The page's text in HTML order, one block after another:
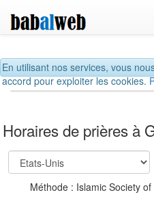
En utilisant nos services, vous
accord pour exploiter les cookies.
Horaires de prières à
Méthode : Islamic Society